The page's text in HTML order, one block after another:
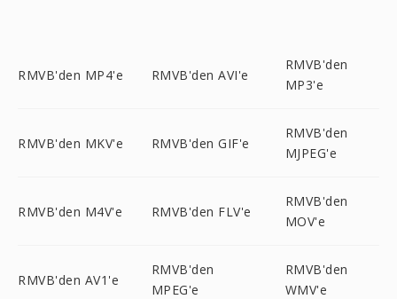
RMVB'den MP4'e RMVB'den AVI'e
RMVB'den
MP3'e
RMVB'den MKV'e RMVB'den GIF'e
RMVB'den
MJPEG'e
RMVB'den M4V'e RMVB'den FLV'e
RMVB'den
MOV'e
RMVB'den AV1'e
RMVB'den
MPEG'e
RMVB'den
WMV'e